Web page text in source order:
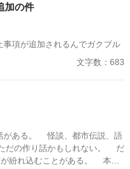
加の件
項が追加されるんでガクブル
文字数：683
がある。 怪談、都市伝説、語
の作り話かもしれない。 だ
が紛れ込むことがある。 本書